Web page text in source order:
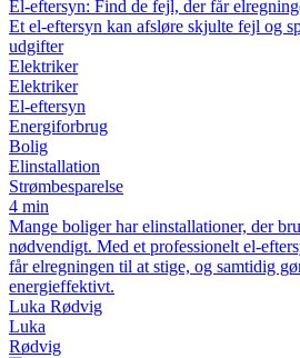
El-eftersyn: Find de fejl, der får
Et el-eftersyn kan afsløre skjulte fejl og
udgifter
Elektriker
Elektriker
El-eftersyn
Energiforbrug
Bolig
Elinstallation
Strømbesparelse
4 min
Mange boliger har elinstallationer, der
nødvendigt. Med et professionelt el-
får elregningen til at stige, og samtidig
energieffektivt.
Luka Rødvig
Luka
Rødvig